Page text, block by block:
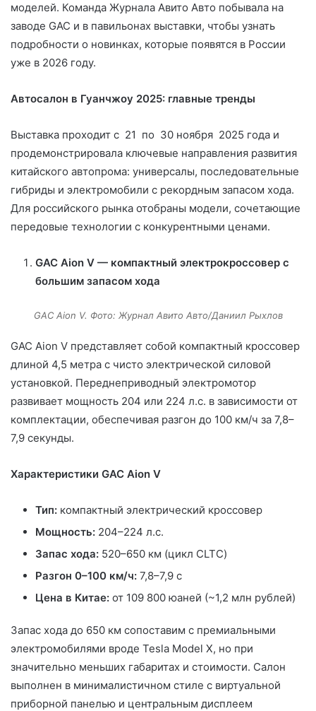
моделей. Команда Журнала Авито Авто побывала на
заводе GAC и в павильонах выставки, чтобы узнать
подробности о новинках, которые появятся в России
уже в 2026 году.
Автосалон в Гуанчжоу 2025: главные тренды
Выставка проходит с 21 по 30 ноября 2025 года и
продемонстрировала ключевые направления развития
китайского автопрома: универсалы, последовательные
гибриды и электромобили с рекордным запасом хода.
Для российского рынка отобраны модели, сочетающие
передовые технологии с конкурентными ценами.
GAC Aion V — компактный электрокроссовер с
большим запасом хода
GAC Aion V. Фото: Журнал Авито Авто/Даниил Рыхлов
GAC Aion V представляет собой компактный кроссовер
длиной 4,5 метра с чисто электрической силовой
установкой. Переднеприводный электромотор
развивает мощность 204 или 224 л.с. в зависимости от
комплектации, обеспечивая разгон до 100 км/ч за 7,8–
7,9 секунды.
Характеристики GAC Aion V
Тип: компактный электрический кроссовер
Мощность: 204–224 л.с.
Запас хода: 520–650 км (цикл CLTC)
Разгон 0–100 км/ч: 7,8–7,9 с
Цена в Китае: от 109 800 юаней (~1,2 млн рублей)
Запас хода до 650 км сопоставим с премиальными
электромобилями вроде Tesla Model X, но при
значительно меньших габаритах и стоимости. Салон
выполнен в минималистичном стиле с виртуальной
приборной панелью и центральным дисплеем